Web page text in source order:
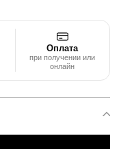
Оплата
при получении или
онлайн